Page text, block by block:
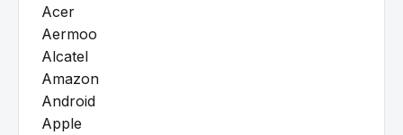
Acer
Aermoo
Alcatel
Amazon
Android
Apple